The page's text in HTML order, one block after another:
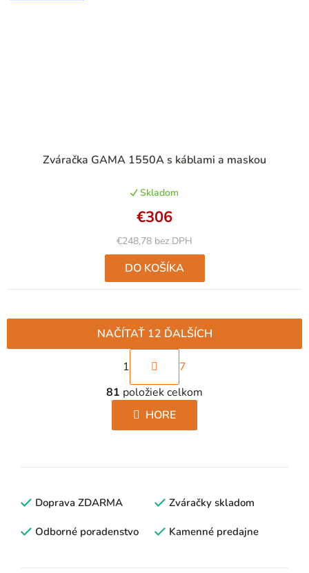
Zváračka GAMA 1550A s káblami a maskou
Skladom
€248,78 bez DPH
€306
DO KOŠÍKA
O
v
l
á
a
p
v
NAČÍTAŤ 12 ĎALŠÍCH
S
t
r
á
n
v
n
e
1
7
81 položiek celkom
HORE
Doprava ZDARMA Zváračky skladom
Odborné poradenstvo Kamenné predajne